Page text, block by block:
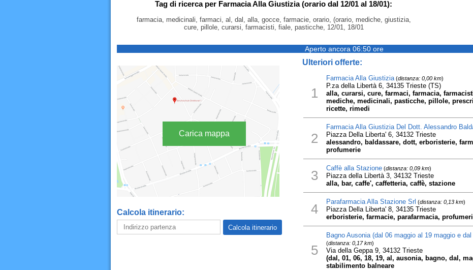
Tag di ricerca per Farmacia Alla Giustizia (orario dal 12/01 al 18/01):
farmacia, medicinali, farmaci, al, dal, alla, gocce, farmacie, orario, (orario, mediche, giustizia,
cure, pillole, curarsi, farmacisti, fiale, pasticche, 12/01, 18/01
Aperto ancora 06:50 ore
Carica mappa
Calcola itinerario:
Ulteriori offerte:
1
Farmacia Alla Giustizia(distanza: 0,00 km)
P.za della Libertà 6, 34135 Trieste (TS)
alla, curarsi, cure, farmaci, farmacia,
mediche, medicinali, pasticche, pillole,
ricette, rimedi
2
Farmacia Alla Giustizia Del Dott. Alessandro
Piazza Della Liberta' 6, 34132 Trieste
alessandro, baldassare, dott, erboristerie,
profumerie
3 Caffè alla Stazione(distanza: 0,09 km)
Piazza della Libertà 3, 34132 Trieste
alla, bar, caffe', caffetteria, caffè, stazione
4 Parafarmacia Alla Stazione Srl (distanza: 0,13 km)
Piazza Della Liberta' 8, 34135 Trieste
erboristerie, farmacie, parafarmacia,
5
Bagno Ausonia (dal 06 maggio al 19 maggio e
(distanza: 0,17 km)
Via della Geppa 9, 34132 Trieste
(dal, 01, 06, 18, 19, al, ausonia, bagno, dal,
stabilimento balneare